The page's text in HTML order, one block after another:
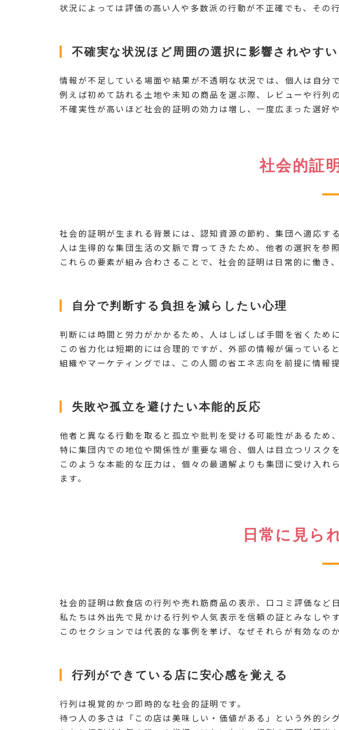
状況によっては評価の高い人や多数派の行動が不正確でも、その
不確実な状況ほど周囲の選択に影響されやすい
情報が不足している場面や結果が不透明な状況では、個人は自分
例えば初めて訪れる土地や未知の商品を選ぶ際、レビューや行列
不確実性が高いほど社会的証明の効力は増し、一度広まった選好
社会的証
社会的証明が生まれる背景には、認知資源の節約、集団へ適応す
人は生得的な集団生活の文脈で育ってきたため、他者の選択を参
これらの要素が組み合わさることで、社会的証明は日常的に働き
自分で判断する負担を減らしたい心理
判断には時間と労力がかかるため、人はしばしば手間を省くため
この省力化は短期的には合理的ですが、外部の情報が偏っている
組織やマーケティングでは、この人間の省エネ志向を前提に情報
失敗や孤立を避けたい本能的反応
他者と異なる行動を取ると孤立や批判を受ける可能性があるため
特に集団内での地位や関係性が重要な場合、個人は目立つリスク
このような本能的な圧力は、個々の最適解よりも集団に受け入
ます。
日常に見ら
社会的証明は飲食店の行列や売れ筋商品の表示、口コミ評価など
私たちは外出先で見かける行列や人気表示を信頼の証とみなしや
このセクションでは代表的な事例を挙げ、なぜそれらが有効なの
行列ができている店に安心感を覚える
行列は視覚的かつ即時的な社会的証明です。
待つ人の多さは「この店は美味しい・価値がある」という外的シ